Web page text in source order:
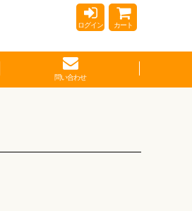
ログイン カート
問い合わせ